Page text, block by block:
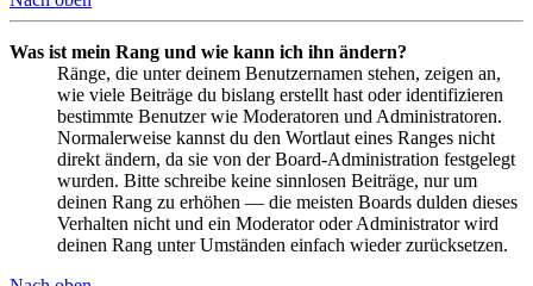
Was ist mein Rang und wie kann ich ihn ändern?
Ränge, die unter deinem Benutzernamen stehen, zeigen an,
wie viele Beiträge du bislang erstellt hast oder identifizieren
bestimmte Benutzer wie Moderatoren und Administratoren.
Normalerweise kannst du den Wortlaut eines Ranges nicht
direkt ändern, da sie von der Board-Administration festgelegt
wurden. Bitte schreibe keine sinnlosen Beiträge, nur um
deinen Rang zu erhöhen — die meisten Boards dulden dieses
Verhalten nicht und ein Moderator oder Administrator wird
deinen Rang unter Umständen einfach wieder zurücksetzen.